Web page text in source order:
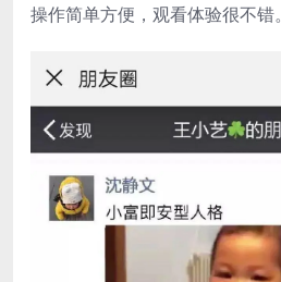
操作简单方便，观看体验很不错。